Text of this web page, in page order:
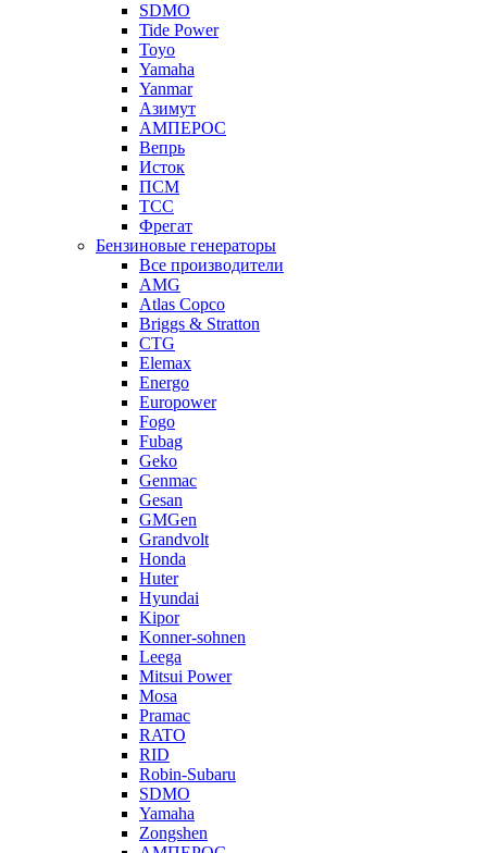
SDMO
Tide Power
Toyo
Yamaha
Yanmar
Азимут
АМПЕРОС
Вепрь
Исток
ПСМ
ТСС
Фрегат
Бензиновые генераторы
Все производители
AMG
Atlas Copco
Briggs & Stratton
CTG
Elemax
Energo
Europower
Fogo
Fubag
Geko
Genmac
Gesan
GMGen
Grandvolt
Honda
Huter
Hyundai
Kipor
Konner-sohnen
Leega
Mitsui Power
Mosa
Pramac
RATO
RID
Robin-Subaru
SDMO
Yamaha
Zongshen